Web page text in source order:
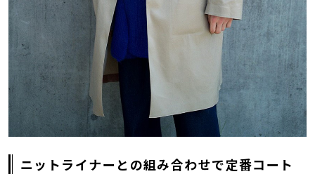
ニットライナーとの組み合わせで定番コート